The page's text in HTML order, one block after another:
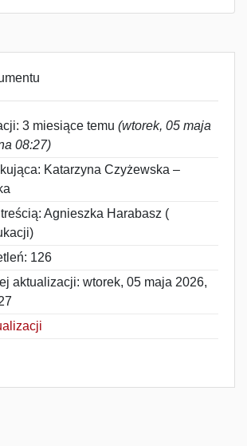
3 miesiące temu (wtorek, 05 maja
08:27)
Katarzyna Czyżewska –
Agnieszka Harabasz (
126
aktualizacji: wtorek, 05 maja 2026,